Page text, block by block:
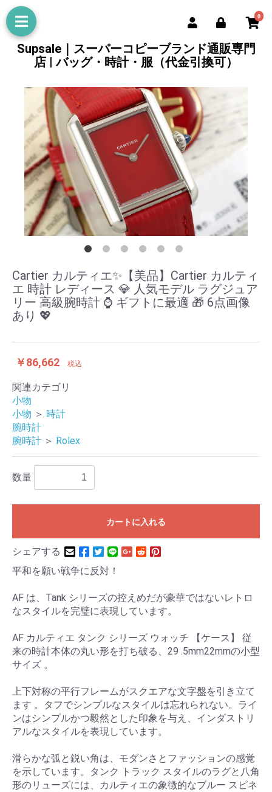
0
Supsale｜スーパーコピーブランド通販専門
店 | バッグ・時計・服（代金引換可）
Cartier カルティエ✨【美品】Cartier カルティ
エ 時計 レディース 💎 人気モデル ラグジュア
リー 高級腕時計 ⌚ ギフトに最適 🎁 6点画像
あり 💖
￥86,662 税込
関連カテゴリ
小物
小物 ＞ 時計
腕時計
腕時計 ＞ Rolex
数量
カートに入れる
シェアする
平和を願い戦争に反対！
AF は、Tank シリーズの控えめだが豪華ではないレトロ
なスタイルを完璧に表現しています。
AF カルティエ タンク シリーズ ウォッチ 【ケース】 従
来の時計本体の丸い形を打ち破る、29 .5mm22mmの小型
サイズ 。
上下対称の平行フレームがスクエアな文字盤を引き立て
ます 。タフでシンプルなスタイルは忘れられない。ライ
ンはシンプルかつ毅然とした印象を与え、インダストリ
アルなスタイルを表現しています。
滑らかな弧と鋭い角は、モダンさとファッションの感覚
を示しています。タンク トラック スタイルのラグと八角
形のリューズには、カルティエの象徴的なブルー スピネ